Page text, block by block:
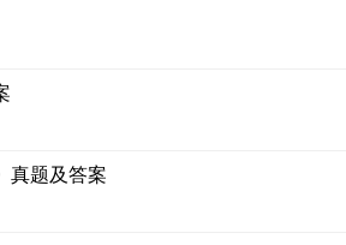
真题及答案